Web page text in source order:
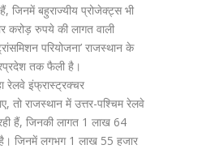
जिनमें बहुराज्यीय प्रोजेक्ट्स भी
करोड़ रुपये की लागत वाली
परियोजना’ राजस्थान के
तक फैली है।
रेलवे इंफ्रास्ट्रक्चर
तो राजस्थान में उत्तर-पश्चिम रेलवे
हैं, जिनकी लागत 1 लाख 64
जिनमें लगभग 1 लाख 55 हजार